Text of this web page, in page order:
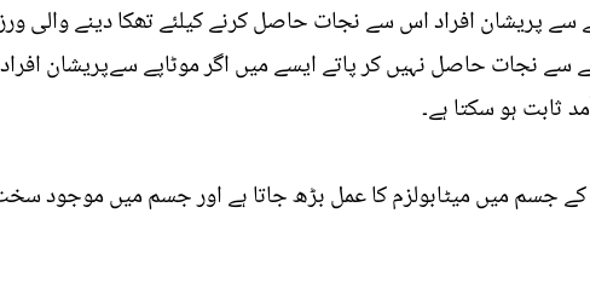
سے پریشان افراد اس سے نجات حاصل کرنے کیلئے تھکا دینے والی
نجات حاصل نہیں کر پاتے ایسے میں اگر موٹاپے سےپریشان
ثابت ہو سکتا ہے۔
جسم میں میٹابولزم کا عمل بڑھ جاتا ہے اور جسم میں موجود